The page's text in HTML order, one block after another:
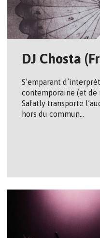
DJ Chosta
S’emparant
contemporaine (et de
Safatly transporte
hors du commun…